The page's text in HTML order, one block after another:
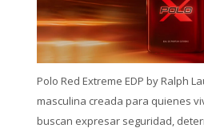
Polo Red Extreme EDP by Ralph
masculina creada para quienes
buscan expresar seguridad,